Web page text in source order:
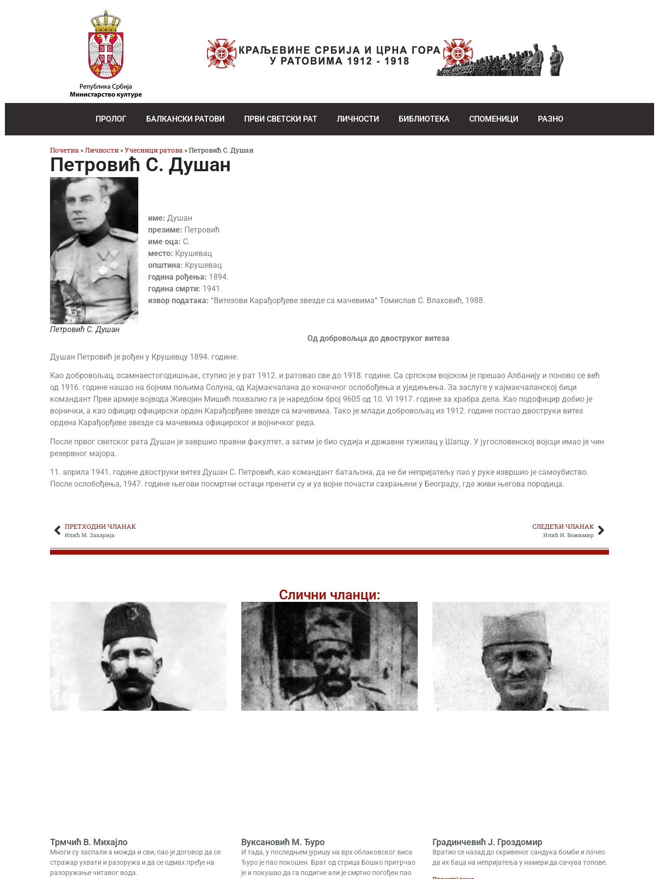
ПРОЛОГ БАЛКАНСКИ РАТОВИ ПРВИ СВЕТСКИ РАТ ЛИЧНОСТИ БИБЛИОТЕКА СПОМЕНИЦИ РАЗНО
Почетна »Личности »Учесници ратова »Петровић С. Душан
Петровић С. Душан
Петровић С. Душан
име: Душан
презиме: Петровић
име оца: С.
место: Крушевац
општина: Крушевац
година рођења: 1894.
година смрти: 1941.
извор података: “Витезови Карађорђеве звезде са мачевима“ Томислав С. Влаховић, 1988.
Од добровољца до двоструког витеза
Душан Петровић је рођен у Крушевцу 1894. године.
Као добровољац, осамнаестогодишњак, ступио је у рат 1912. и ратовао све до 1918. године. Са српском војском је прешао Албанију и поново се већ
од 1916. године нашао на бојним пољима Солуна, од Кајмакчалана до коначног ослобођења и уједињења. За заслуге у кајмакчаланској бици
командант Прве армије војвода Живојин Мишић похвалио га је наредбом број 9605 од 10. VI 1917. године за храбра дела. Као подофицир добио је
војнички, а као официр официрски орден Карађорђеве звезде са мачевима. Тако је млади добровољац из 1912. године постао двоструки витез
ордена Карађорђеве звезде са мачевима официрског и војничког реда.
После првог светског рата Душан је завршио правни факултет, а затим је био судија и државни тужилац у Шапцу. У југословенској војсци имао је чин
резервног мајора.
11. априла 1941. године двоструки витез Душан С. Петровић, као командант батаљона, да не би непријатељу пао у руке извршио је самоубиство.
После ослобођења, 1947. године његови посмртни остаци пренети су и уз војне почасти сахрањени у Београду, где живи његова породица.
ПРЕТХОДНИ ЧЛАНАК
Илић М. Захарија
СЛЕДЕЋИ ЧЛАНАК
Илић И. Божимир
Слични чланци:
Трмчић В. Михајло
Многи су заспали а можда и сви, пао је договор да се
стражар ухвати и разоружа и да се одмах пређе на
разоружање читавог вода.
Вуксановић М. Ђуро
И тада, у последњем јуришу на врх облаковског виса
Ђуро је пао покошен. Брат од стрица Бошко притрчао
је и покушао да га подигне али је смртно погођен пао
Градинчевић Ј. Гроздомир
Вратио се назад до скривеног сандука бомби и почео
да их баца на непријатеља у намери да сачува топове.